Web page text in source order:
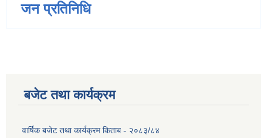
जन प्रतिनिधि
बजेट तथा कार्यक्रम
वार्षिक बजेट तथा कार्यक्रम किताब - २०८३/८४